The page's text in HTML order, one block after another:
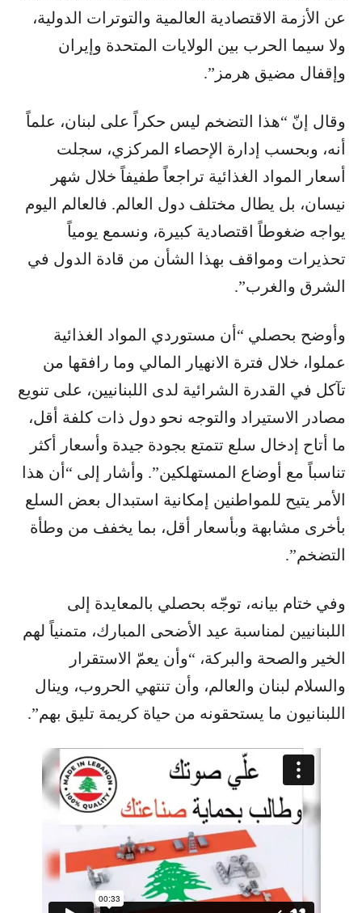
عن الأزمة الاقتصادية العالمية والتوترات الدولية،
ولا سيما الحرب بين الولايات المتحدة وإيران
وإقفال مضيق هرمز”.
وقال إنّ “هذا التضخم ليس حكراً على لبنان، علماً
أنه، وبحسب إدارة الإحصاء المركزي، سجلت
أسعار المواد الغذائية تراجعاً طفيفاً خلال شهر
نيسان، بل يطال مختلف دول العالم. فالعالم اليوم
يواجه ضغوطاً اقتصادية كبيرة، ونسمع يومياً
تحذيرات ومواقف بهذا الشأن من قادة الدول في
الشرق والغرب”.
وأوضح بحصلي “أن مستوردي المواد الغذائية
عملوا، خلال فترة الانهيار المالي وما رافقها من
تآكل في القدرة الشرائية لدى اللبنانيين، على تنويع
مصادر الاستيراد والتوجه نحو دول ذات كلفة أقل،
ما أتاح إدخال سلع تتمتع بجودة جيدة وأسعار أكثر
تناسباً مع أوضاع المستهلكين”. وأشار إلى “أن هذا
الأمر يتيح للمواطنين إمكانية استبدال بعض السلع
بأخرى مشابهة وبأسعار أقل، بما يخفف من وطأة
التضخم”.
وفي ختام بيانه، توجّه بحصلي بالمعايدة إلى
اللبنانيين لمناسبة عيد الأضحى المبارك، متمنياً لهم
الخير والصحة والبركة، “وأن يعمّ الاستقرار
والسلام لبنان والعالم، وأن تنتهي الحروب، وينال
اللبنانيون ما يستحقونه من حياة كريمة تليق بهم”.